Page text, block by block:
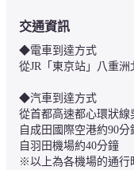
交通資訊
◆電車到達方式
從JR「東京站」八重
◆汽車到達方式
從首都高速都心環狀線
自成田國際空港約90分
自羽田機場約40分鐘
※以上為各機場的通行